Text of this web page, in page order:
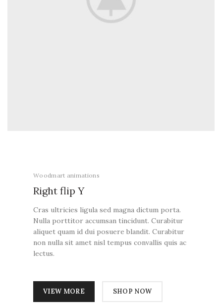
Woodmart animations
Right flipY
Cras ultricies ligula sed magna dictum porta.
Nulla porttitor accumsan tincidunt. Curabitur
aliquet quam id dui posuere blandit. Curabitur
non nulla sit amet nisl tempus convallis quis ac
lectus.
VIEW MORE SHOP NOW